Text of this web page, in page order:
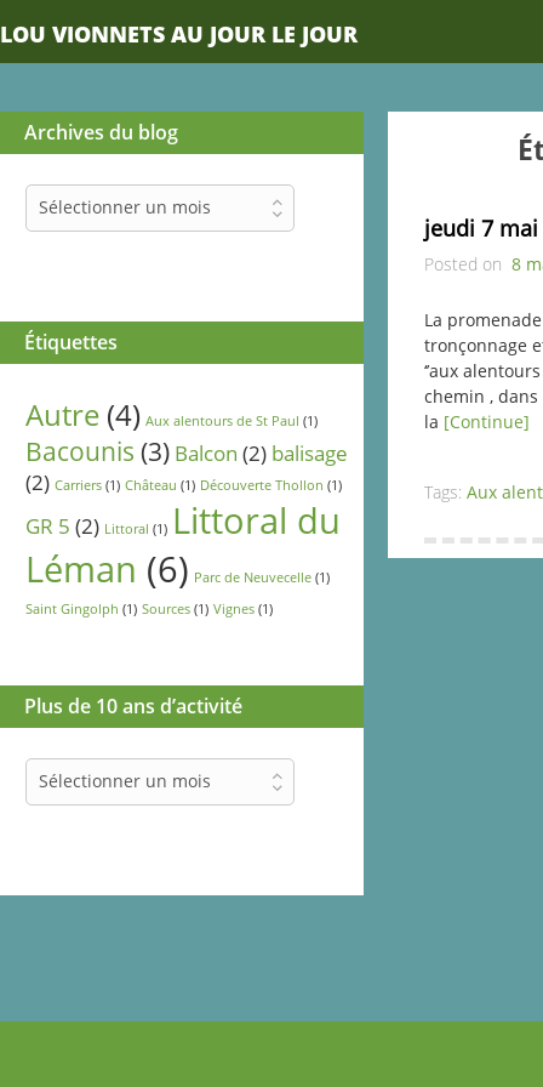
LOU VIONNETS AU JOUR LE JOUR
Archives du blog
Archives
du
Sélectionner un mois
Étiquettes
Autre (4) Aux alentours de St Paul (1)
Bacounis (3) Balcon (2) balisage
(2) Carriers (1) Château (1) Découverte Thollon (1)
GR 5 (2) Littoral (1) Littoral du
Léman (6) Parc de Neuvecelle (1)
Saint Gingolph (1) Sources (1) Vignes (1)
Plus de 10 ans d’activité
Plus
de
Sélectionner un mois
jeudi 7 mai
Posted on 8
La promenade
tronçonnage
‘’aux
chemin , dans
la [Continue]
Tags: Aux